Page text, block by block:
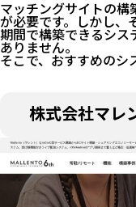
マッチングサイトの構
が必要です。しかし、
期間で構築できるシス
ありません。
そこで、おすすめのシ
株式会社マレ